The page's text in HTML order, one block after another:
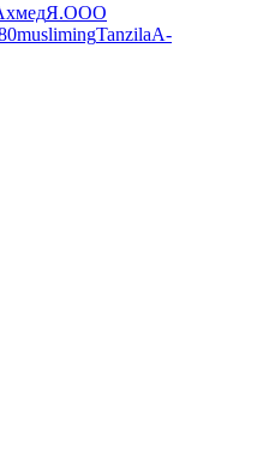
Я.ООО
muslimingTanzilaA-